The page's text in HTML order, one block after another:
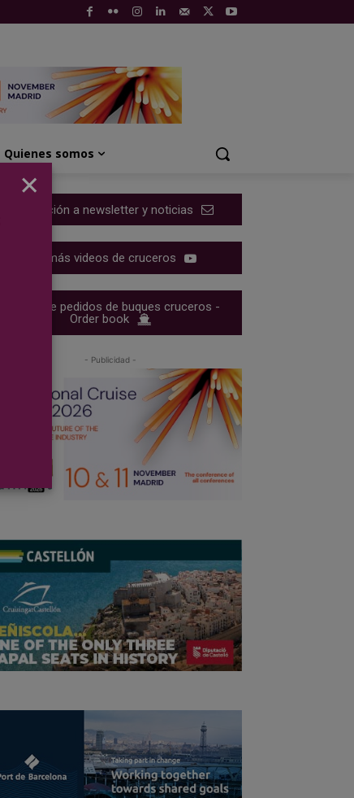
Quienes somos
Suscripción a newsletter y noticias
Ver más videos de cruceros
Cartera de pedidos de buques cruceros -
Order book
- Publicidad -
×